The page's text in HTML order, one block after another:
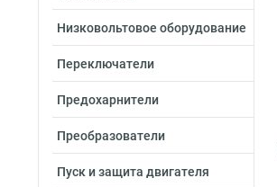
Низковольтовое оборудование
Переключатели
Предохарнители
Преобразователи
Пуск и защита двигателя